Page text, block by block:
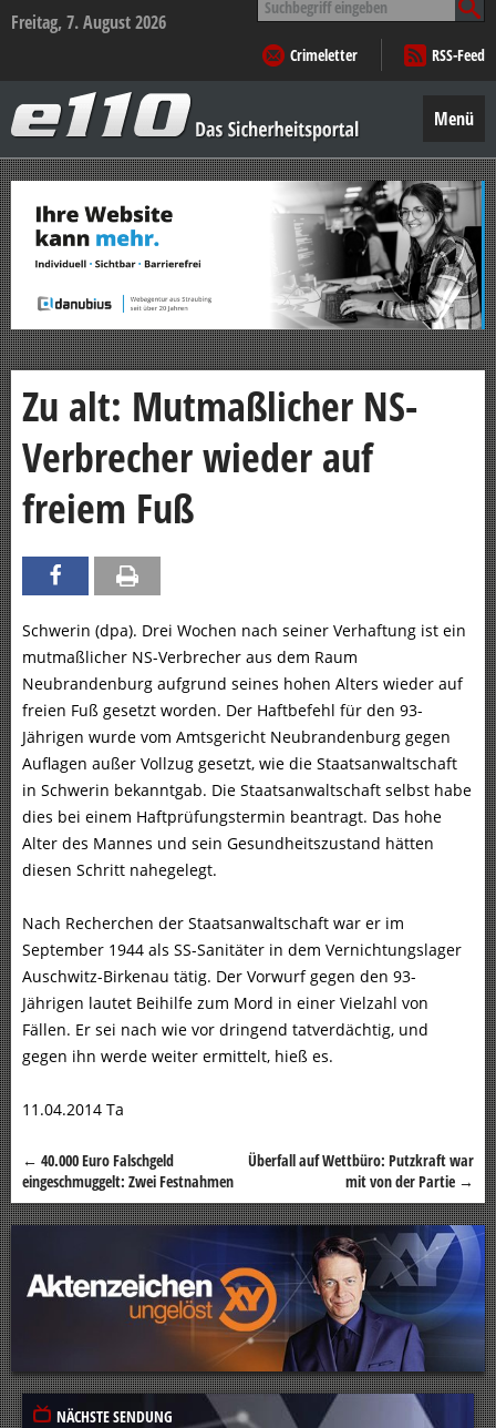
Freitag, 7. August 2026
nach:
Crimeletter
RSS-Feed
–
Das
Sicherheitsportal
Menü
Zum
Inhalt
springen
Zu alt: Mutmaßlicher NS-
Verbrecher wieder auf
freiem Fuß
Schwerin (dpa). Drei Wochen nach seiner Verhaftung ist ein
mutmaßlicher NS-Verbrecher aus dem Raum
Neubrandenburg aufgrund seines hohen Alters wieder auf
freien Fuß gesetzt worden. Der Haftbefehl für den 93-
Jährigen wurde vom Amtsgericht Neubrandenburg gegen
Auflagen außer Vollzug gesetzt, wie die Staatsanwaltschaft
in Schwerin bekanntgab. Die Staatsanwaltschaft selbst habe
dies bei einem Haftprüfungstermin beantragt. Das hohe
Alter des Mannes und sein Gesundheitszustand hätten
diesen Schritt nahegelegt.
Nach Recherchen der Staatsanwaltschaft war er im
September 1944 als SS-Sanitäter in dem Vernichtungslager
Auschwitz-Birkenau tätig. Der Vorwurf gegen den 93-
Jährigen lautet Beihilfe zum Mord in einer Vielzahl von
Fällen. Er sei nach wie vor dringend tatverdächtig, und
gegen ihn werde weiter ermittelt, hieß es.
11.04.2014 Ta
Beitragsnavigation
← 40.000 Euro Falschgeld
eingeschmuggelt: Zwei Festnahmen
Überfall auf Wettbüro: Putzkraft war
mit von der Partie →
NÄCHSTE SENDUNG